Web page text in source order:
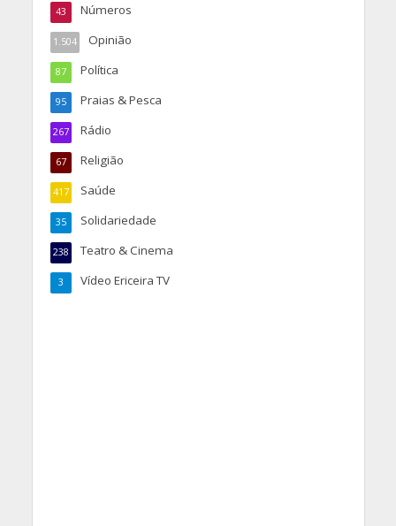
Números
43
Opinião
1.504
Política
87
Praias & Pesca
95
Rádio
267
Religião
67
Saúde
417
Solidariedade
35
Teatro & Cinema
238
Vídeo Ericeira TV
3